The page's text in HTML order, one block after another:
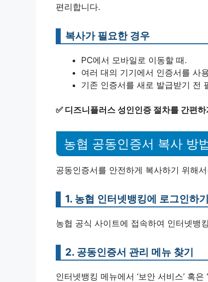
편리합니다.
복사가 필요한 경우
PC에서 모바일로 이동할 때.
여러 대의 기기에서 인증서를 사
기존 인증서를 새로 발급받기 전
✅ 디즈니플러스 성인인증 절차를 간편
농협 공동인증서 복사 방
공동인증서를 안전하게 복사하기 위해
1. 농협 인터넷뱅킹에 로그인하기
농협 공식 사이트에 접속하여 인터넷뱅
2. 공동인증서 관리 메뉴 찾기
인터넷뱅킹 메뉴에서 ‘보안 서비스’ 혹